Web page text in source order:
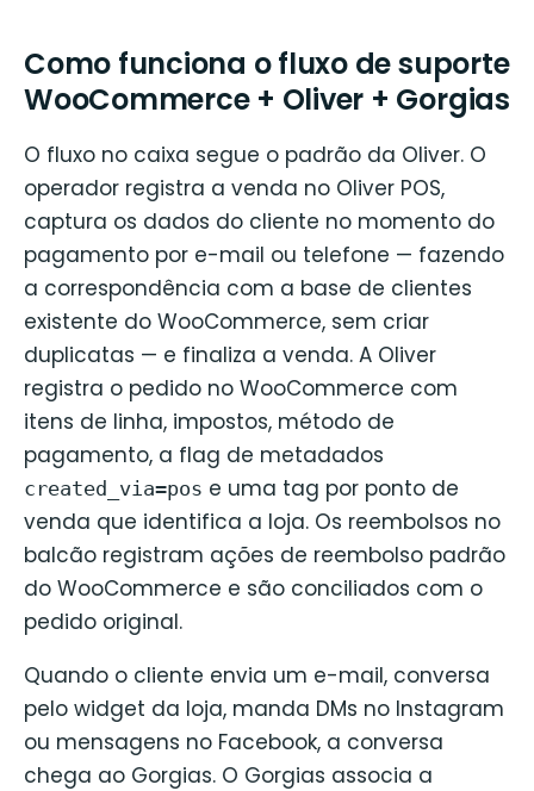
Como funciona o fluxo de suporte
WooCommerce + Oliver + Gorgias
O fluxo no caixa segue o padrão da Oliver. O
operador registra a venda no Oliver POS,
captura os dados do cliente no momento do
pagamento por e-mail ou telefone — fazendo
a correspondência com a base de clientes
existente do WooCommerce, sem criar
duplicatas — e finaliza a venda. A Oliver
registra o pedido no WooCommerce com
itens de linha, impostos, método de
pagamento, a flag de metadados
created_via=pos e uma tag por ponto de
venda que identifica a loja. Os reembolsos no
balcão registram ações de reembolso padrão
do WooCommerce e são conciliados com o
pedido original.
Quando o cliente envia um e-mail, conversa
pelo widget da loja, manda DMs no Instagram
ou mensagens no Facebook, a conversa
chega ao Gorgias. O Gorgias associa a